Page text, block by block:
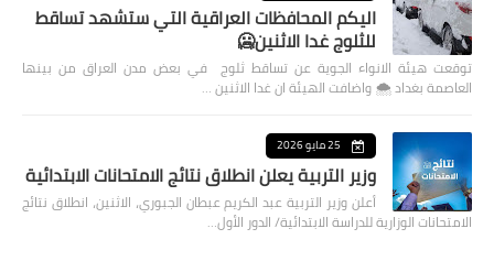
اليكم المحافظات العراقية التي ستشهد تساقط
للثلوج غدا الاثنين🥶
توقعت هيئة الانواء الجوية عن تساقط ثلوج في بعض مدن العراق من بينها
العاصمة بغداد ⁦🌨️⁩ واضافت الهيئة ان غدا الاثنين …
25 مايو 2026
وزير التربية يعلن انطلاق نتائج الامتحانات الابتدائية
أعلن وزير التربية عبد الكريم عبطان الجبوري، الاثنين، انطلاق نتائج
الامتحانات الوزارية للدراسة الابتدائية/ الدور الأول…